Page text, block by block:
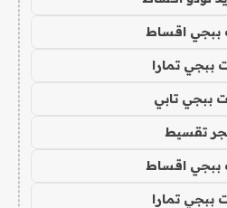
ببجي اقساط
ببجي تمارا
ببجي تابي
تقسيط
ببجي اقساط
ببجي تمارا